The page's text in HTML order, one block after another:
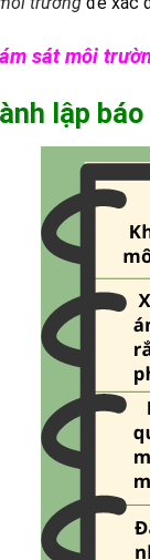
sát môi
lập